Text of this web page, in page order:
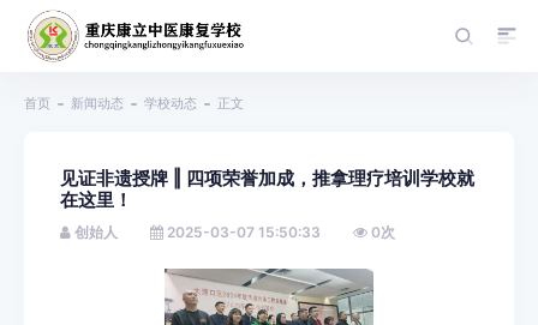
首页 新闻动态 学校动态 正文
见证非遗授牌 ‖ 四项荣誉加成，推拿理疗培训学校就
在这里！
创始人 2025-03-07 15:50:33 0次